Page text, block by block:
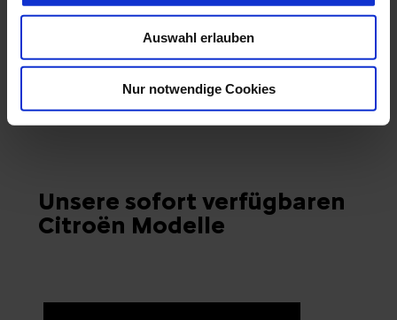
Auswahl erlauben
Nur notwendige Cookies
zugeführten Energie durch den Pkw, sondern
auch vom Fahrstil und anderen
nichttechnischen Faktoren abhängig.
Unsere sofort verfügbaren
Citroën Modelle